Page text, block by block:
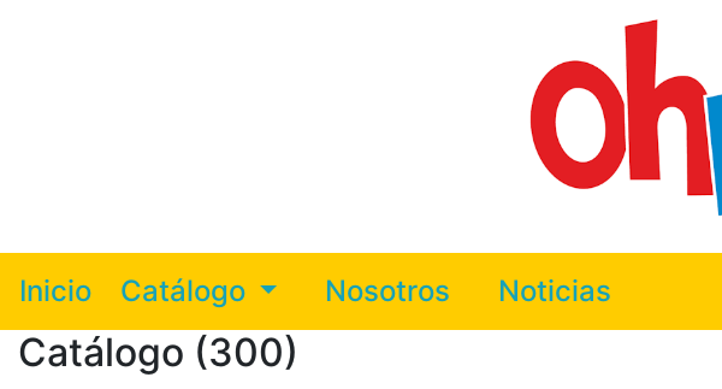
Inicio Catálogo Nosotros Noticias
Catálogo (300)